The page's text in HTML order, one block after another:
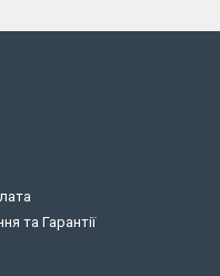
та Гарантії